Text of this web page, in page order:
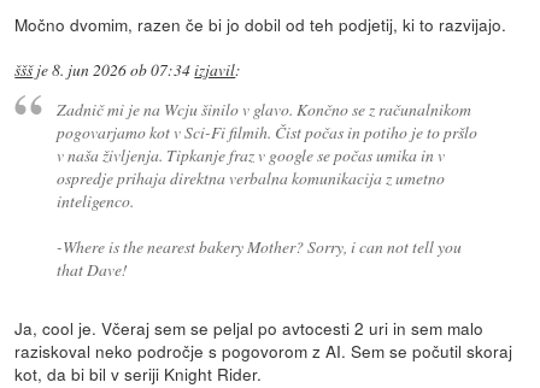
Močno dvomim, razen če bi jo dobil od teh podjetij, ki to razvijajo.
šššje8. jun 2026 ob 07:34izjavil:
Zadnič mi je na Wcju šinilo v glavo. Končno se z računalnikom
pogovarjamo kot v Sci-Fi filmih. Čist počas in potiho je to pršlo
v naša življenja. Tipkanje fraz v google se počas umika in v
ospredje prihaja direktna verbalna komunikacija z umetno
inteligenco.
-Where is the nearest bakery Mother? Sorry, i can not tell you
that Dave!
Ja, cool je. Včeraj sem se peljal po avtocesti 2 uri in sem malo
raziskoval neko področje s pogovorom z AI. Sem se počutil skoraj
kot, da bi bil v seriji Knight Rider.